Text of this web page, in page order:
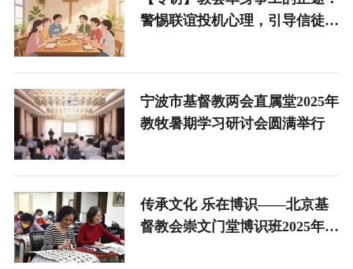
警惕联谊投机心理，引导信徒以
宁波市基督教两会直属堂2025年
教牧暑期学习研讨会圆满举行
传承文化 乐在博识——北京基
督教会崇文门堂博识班2025年春